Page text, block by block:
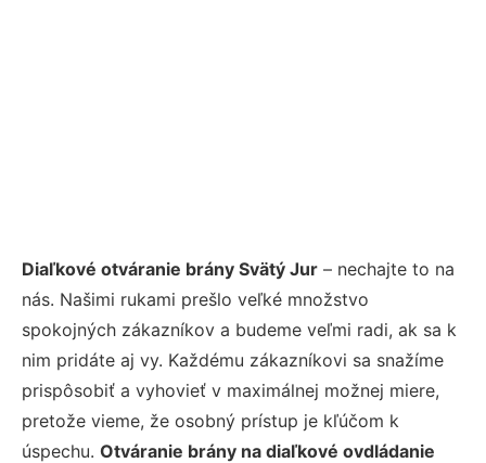
Diaľkové otváranie brány Svätý Jur – nechajte to na
nás. Našimi rukami prešlo veľké množstvo
spokojných zákazníkov a budeme veľmi radi, ak sa k
nim pridáte aj vy. Každému zákazníkovi sa snažíme
prispôsobiť a vyhovieť v maximálnej možnej miere,
pretože vieme, že osobný prístup je kľúčom k
úspechu. Otváranie brány na diaľkové ovdládanie